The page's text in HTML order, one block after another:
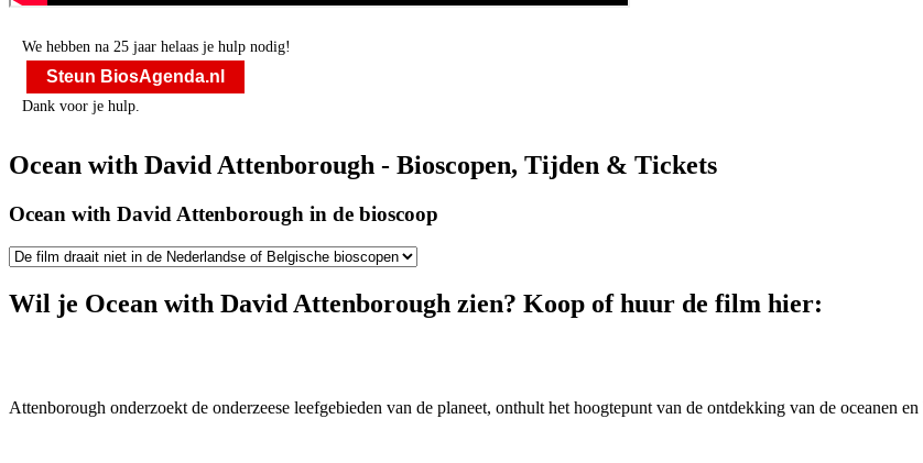
We hebben na 25 jaar helaas je hulp nodig!
Steun BiosAgenda.nl
Dank voor je hulp.
Ocean with David Attenborough - Bioscopen, Tijden & Tickets
Ocean with David Attenborough in de bioscoop
Wil je Ocean with David Attenborough zien? Koop of huur de film hier:
Attenborough onderzoekt de onderzeese leefgebieden van de planeet, onthult het hoogtepunt van de ontdekking van de oceanen